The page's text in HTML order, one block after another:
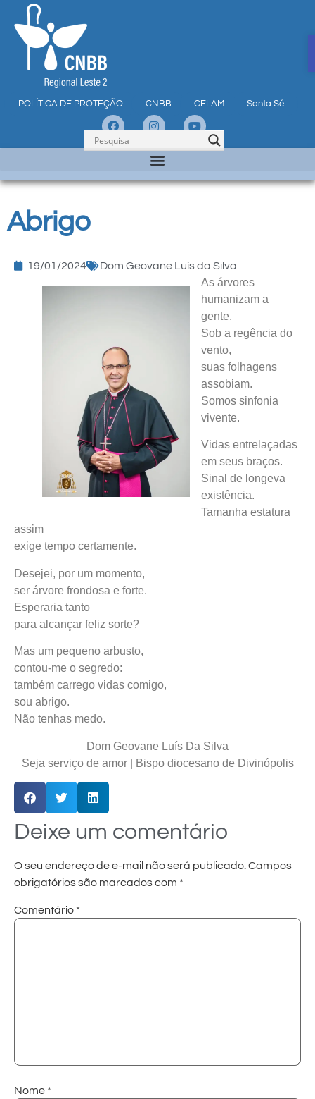
POLÍTICA DE PROTEÇÃO CNBB CELAM Santa Sé
Abrigo
19/01/2024 Dom Geovane Luís da Silva
As árvores
humanizam a
gente.
Sob a regência do
vento,
suas folhagens
assobiam.
Somos sinfonia
vivente.
Vidas entrelaçadas
em seus braços.
Sinal de longeva
existência.
Tamanha estatura
assim
exige tempo certamente.
Desejei, por um momento,
ser árvore frondosa e forte.
Esperaria tanto
para alcançar feliz sorte?
Mas um pequeno arbusto,
contou-me o segredo:
também carrego vidas comigo,
sou abrigo.
Não tenhas medo.
Dom Geovane Luís Da Silva
Seja serviço de amor | Bispo diocesano de Divinópolis
Deixe um comentário
O seu endereço de e-mail não será publicado. Campos
obrigatórios são marcados com *
Comentário *
Nome *